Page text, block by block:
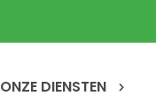
ONZE DIENSTEN